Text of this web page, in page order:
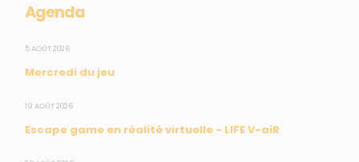
Agenda
5 AOÛT 2026
Mercredi du jeu
19 AOÛT 2026
Escape game en réalité virtuelle - LIFE V-aiR
Mesures du réseau Sargasses
Open Data